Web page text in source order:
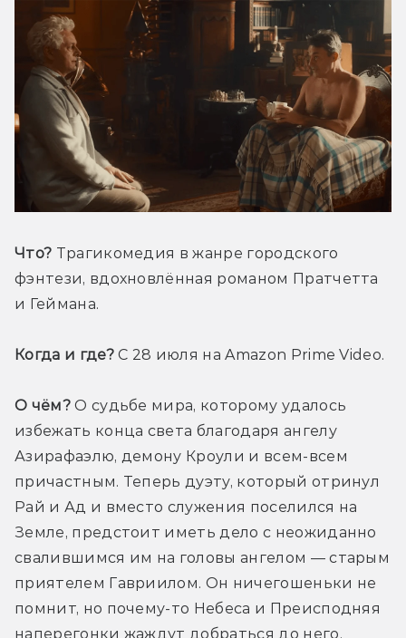
Что? Трагикомедия в жанре городского
фэнтези, вдохновлённая романом Пратчетта
и Геймана.
Когда и где? С 28 июля на Amazon Prime Video.
О чём? О судьбе мира, которому удалось
избежать конца света благодаря ангелу
Азирафаэлю, демону Кроули и всем-всем
причастным. Теперь дуэту, который отринул
Рай и Ад и вместо служения поселился на
Земле, предстоит иметь дело с неожиданно
свалившимся им на головы ангелом — старым
приятелем Гавриилом. Он ничегошеньки не
помнит, но почему-то Небеса и Преисподняя
наперегонки жаждут добраться до него.